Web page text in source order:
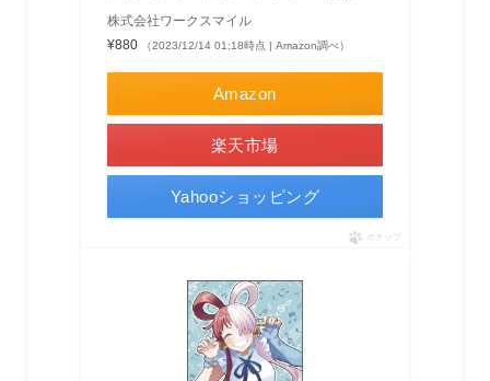
株式会社ワークスマイル
¥880
（2023/12/14 01:18時点 | Amazon調べ）
Amazon
楽天市場
Yahooショッピング
ポチップ